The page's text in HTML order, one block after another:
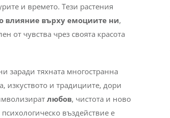
и времето. Тези растения
влияние върху емоциите ни,
от чувства чрез своята красота
заради тяхната многостранна
изкуството и традициите, дори
любов, чистота и ново
въздействие е